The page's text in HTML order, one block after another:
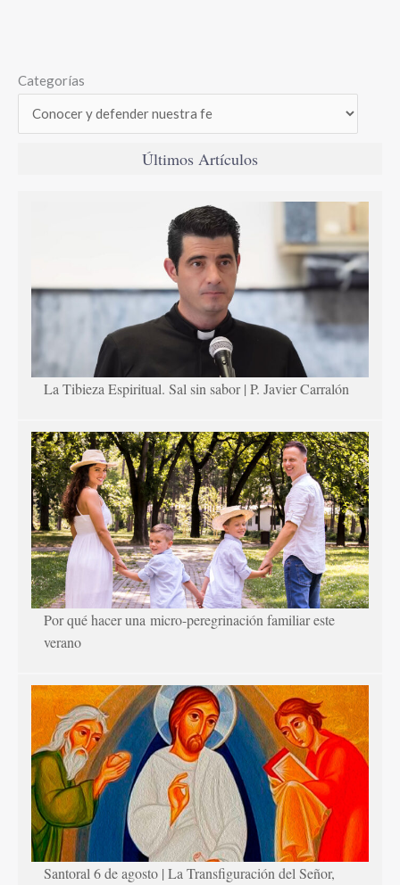
Categorías
Últimos Artículos
La Tibieza Espiritual. Sal sin sabor | P. Javier Carralón
Por qué hacer una micro-peregrinación familiar este
verano
Santoral 6 de agosto | La Transfiguración del Señor,